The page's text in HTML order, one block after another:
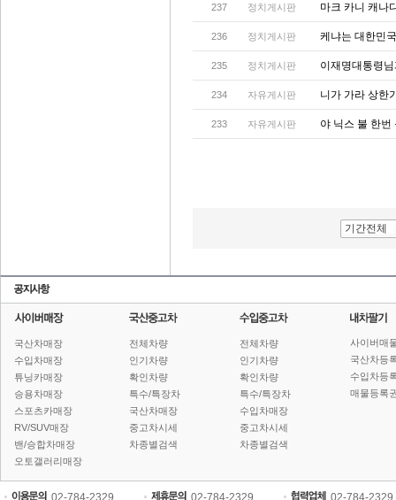
237 정치게시판 마크 카니 캐나
236 정치게시판 케냐는 대한민
235 정치게시판 이재명대통령
234 자유게시판 니가 가라 상한
233 자유게시판 야 닉스 불 한
기간전체
국산차매장
수입차매장
튜닝카매장
승용차매장
스포츠카매장
RV/SUV매장
밴/승합차매장
오토갤러리매장
전체차량
인기차량
확인차량
특수/특장차
국산차매장
중고차시세
차종별검색
전체차량
인기차량
확인차량
특수/특장차
수입차매장
중고차시세
차종별검색
사이버매
국산차등
수입차등
매물등록
02-784-2329 02-784-2329 02-784-2329